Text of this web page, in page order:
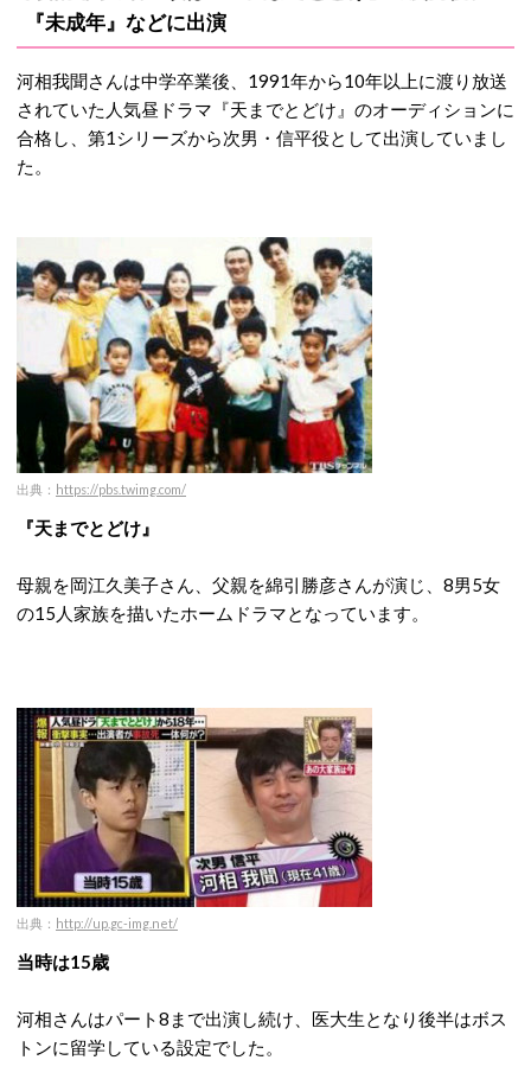
『未成年』などに出演
河相我聞さんは中学卒業後、1991年から10年以上に渡り放送
されていた人気昼ドラマ『天までとどけ』のオーディションに
合格し、第1シリーズから次男・信平役として出演していまし
た。
出典： https://pbs.twimg.com/
『天までとどけ』
母親を岡江久美子さん、父親を綿引勝彦さんが演じ、8男5女
の15人家族を描いたホームドラマとなっています。
出典： http://up.gc-img.net/
当時は15歳
河相さんはパート8まで出演し続け、医大生となり後半はボス
トンに留学している設定でした。